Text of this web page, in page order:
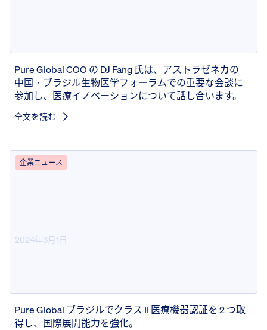
Pure Global COO の DJ Fang 氏は、アストラゼネカの
中国・ブラジル生物医学フォーラムでの重要な会談に
参加し、医療イノベーションについて話し合います。
全文を読む
企業ニュース
2024年3月1日
Pure Global ブラジルでクラス II 医療機器認証を 2 つ取
得し、国際展開能力を強化。